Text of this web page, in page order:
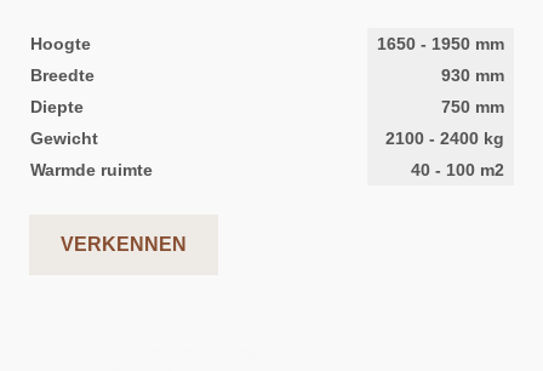
Hoogte 1650 - 1950 mm
Breedte
930 mm
Diepte
750 mm
Gewicht
2100 - 2400 kg
Warmde ruimte
40 - 100 m2
VERKENNEN